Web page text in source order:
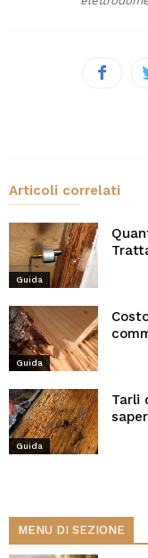
Articoli correlati
Guida
Guida
Guida
Tarli
MENU DI SEZIONE